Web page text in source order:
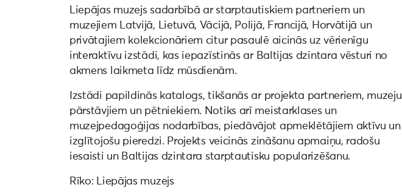
Liepājas muzejs sadarbībā ar starptautiskiem partneriem un
muzejiem Latvijā, Lietuvā, Vācijā, Polijā, Francijā, Horvātijā un
privātajiem kolekcionāriem citur pasaulē aicinās uz vērienīgu
interaktīvu izstādi, kas iepazīstinās ar Baltijas dzintara vēsturi no
akmens laikmeta līdz mūsdienām.
Izstādi papildinās katalogs, tikšanās ar projekta partneriem, muzeju
pārstāvjiem un pētniekiem. Notiks arī meistarklases un
muzejpedagoģijas nodarbības, piedāvājot apmeklētājiem aktīvu un
izglītojošu pieredzi. Projekts veicinās zināšanu apmaiņu, radošu
iesaisti un Baltijas dzintara starptautisku popularizēšanu.
Rīko: Liepājas muzejs